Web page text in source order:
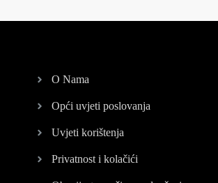
O Nama
Opći uvjeti poslovanja
Uvjeti korištenja
Privatnost i kolačići